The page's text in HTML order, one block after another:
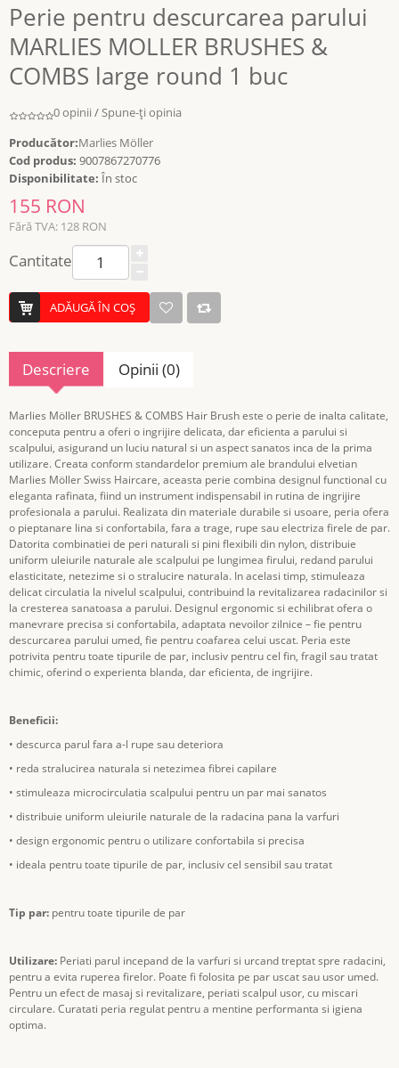
Perie pentru descurcarea parului
MARLIES MOLLER BRUSHES &
COMBS large round 1 buc
0 opinii /Spune-ţi opinia
Producător:Marlies Möller
Cod produs: 9007867270776
Disponibilitate: În stoc
155 RON
Fără TVA: 128 RON
Cantitate
ADĂUGĂ ÎN COŞ
Descriere Opinii (0)
Marlies Möller BRUSHES & COMBS Hair Brush este o perie de inalta calitate,
conceputa pentru a oferi o ingrijire delicata, dar eficienta a parului si
scalpului, asigurand un luciu natural si un aspect sanatos inca de la prima
utilizare. Creata conform standardelor premium ale brandului elvetian
Marlies Möller Swiss Haircare, aceasta perie combina designul functional cu
eleganta rafinata, fiind un instrument indispensabil in rutina de ingrijire
profesionala a parului. Realizata din materiale durabile si usoare, peria ofera
o pieptanare lina si confortabila, fara a trage, rupe sau electriza firele de par.
Datorita combinatiei de peri naturali si pini flexibili din nylon, distribuie
uniform uleiurile naturale ale scalpului pe lungimea firului, redand parului
elasticitate, netezime si o stralucire naturala. In acelasi timp, stimuleaza
delicat circulatia la nivelul scalpului, contribuind la revitalizarea radacinilor si
la cresterea sanatoasa a parului. Designul ergonomic si echilibrat ofera o
manevrare precisa si confortabila, adaptata nevoilor zilnice – fie pentru
descurcarea parului umed, fie pentru coafarea celui uscat. Peria este
potrivita pentru toate tipurile de par, inclusiv pentru cel fin, fragil sau tratat
chimic, oferind o experienta blanda, dar eficienta, de ingrijire.
Beneficii:
• descurca parul fara a-l rupe sau deteriora
• reda stralucirea naturala si netezimea fibrei capilare
• stimuleaza microcirculatia scalpului pentru un par mai sanatos
• distribuie uniform uleiurile naturale de la radacina pana la varfuri
• design ergonomic pentru o utilizare confortabila si precisa
• ideala pentru toate tipurile de par, inclusiv cel sensibil sau tratat
Tip par: pentru toate tipurile de par
Utilizare: Periati parul incepand de la varfuri si urcand treptat spre radacini,
pentru a evita ruperea firelor. Poate fi folosita pe par uscat sau usor umed.
Pentru un efect de masaj si revitalizare, periati scalpul usor, cu miscari
circulare. Curatati peria regulat pentru a mentine performanta si igiena
optima.